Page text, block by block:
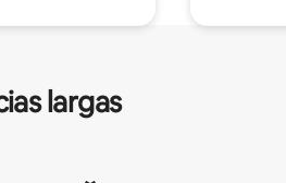
largas